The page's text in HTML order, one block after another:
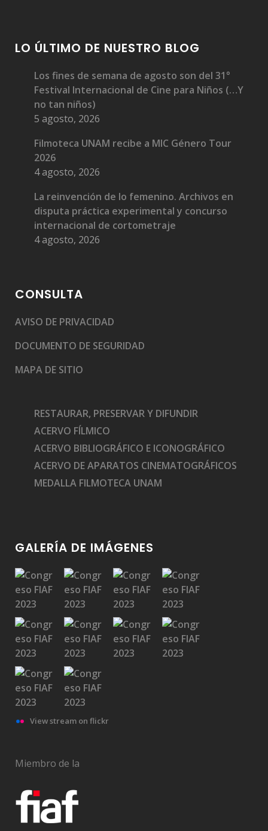
LO ÚLTIMO DE NUESTRO BLOG
Los fines de semana de agosto son del 31°
Festival Internacional de Cine para Niños (…Y
no tan niños)
5 agosto, 2026
Filmoteca UNAM recibe a MIC Género Tour
2026
4 agosto, 2026
La reinvención de lo femenino. Archivos en
disputa práctica experimental y concurso
internacional de cortometraje
4 agosto, 2026
CONSULTA
AVISO DE PRIVACIDAD
DOCUMENTO DE SEGURIDAD
MAPA DE SITIO
RESTAURAR, PRESERVAR Y DIFUNDIR
ACERVO FÍLMICO
ACERVO BIBLIOGRÁFICO E ICONOGRÁFICO
ACERVO DE APARATOS CINEMATOGRÁFICOS
MEDALLA FILMOTECA UNAM
GALERÍA DE IMÁGENES
View stream on flickr
Miembro de la